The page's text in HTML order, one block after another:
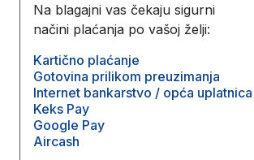
Na blagajni vas čekaju sigurni
načini plaćanja po vašoj želji:
Kartično plaćanje
Gotovina prilikom preuzimanja
Internet bankarstvo / opća uplatnica
Keks Pay
Google Pay
Aircash